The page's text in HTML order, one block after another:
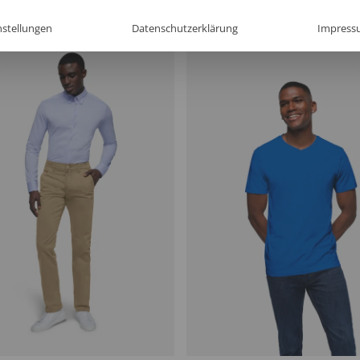
Datenschutzerklärung